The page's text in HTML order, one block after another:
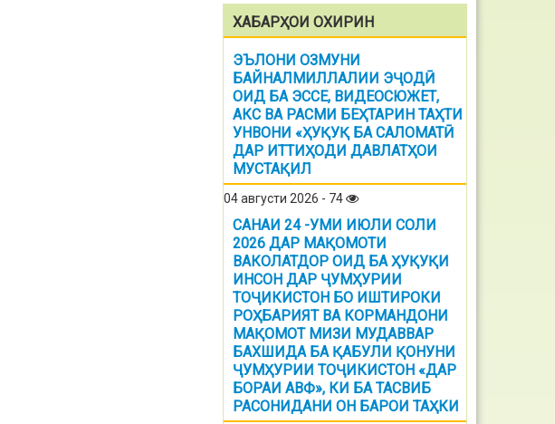
ХАБАРҲОИ ОХИРИН
ЭЪЛОНИ ОЗМУНИ
БАЙНАЛМИЛЛАЛИИ ЭҶОДӢ
ОИД БА ЭССЕ, ВИДЕОСЮЖЕТ,
АКС ВА РАСМИ БЕҲТАРИН ТАҲТИ
УНВОНИ «ҲУҚУҚ БА САЛОМАТӢ
ДАР ИТТИҲОДИ ДАВЛАТҲОИ
МУСТАҚИЛ
04 августи 2026 - 74
САНАИ 24 -УМИ ИЮЛИ СОЛИ
2026 ДАР МАҚОМОТИ
ВАКОЛАТДОР ОИД БА ҲУҚУҚИ
ИНСОН ДАР ҶУМҲУРИИ
ТОҶИКИСТОН БО ИШТИРОКИ
РОҲБАРИЯТ ВА КОРМАНДОНИ
МАҚОМОТ МИЗИ МУДАВВАР
БАХШИДА БА ҚАБУЛИ ҚОНУНИ
ҶУМҲУРИИ ТОҶИКИСТОН «ДАР
БОРАИ АВФ», КИ БА ТАСВИБ
РАСОНИДАНИ ОН БАРОИ ТАҲКИ